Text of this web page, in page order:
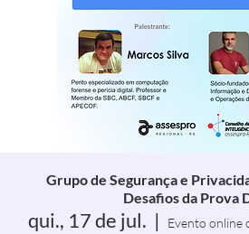
Grupo de Segurança e
Desafios da Prova
qui., 17 de jul.
  |
Evento online